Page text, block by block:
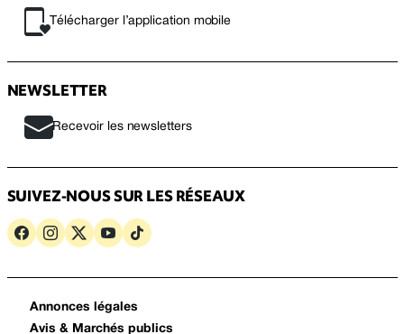
Télécharger l’application mobile
NEWSLETTER
Recevoir les newsletters
SUIVEZ-NOUS SUR LES RÉSEAUX
Annonces légales
Avis & Marchés publics